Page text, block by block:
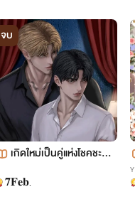
จบ
เกิดใหม่เป็นคู่แห่งโชคชะตา
𝟕𝐅𝐞𝐛.
Y